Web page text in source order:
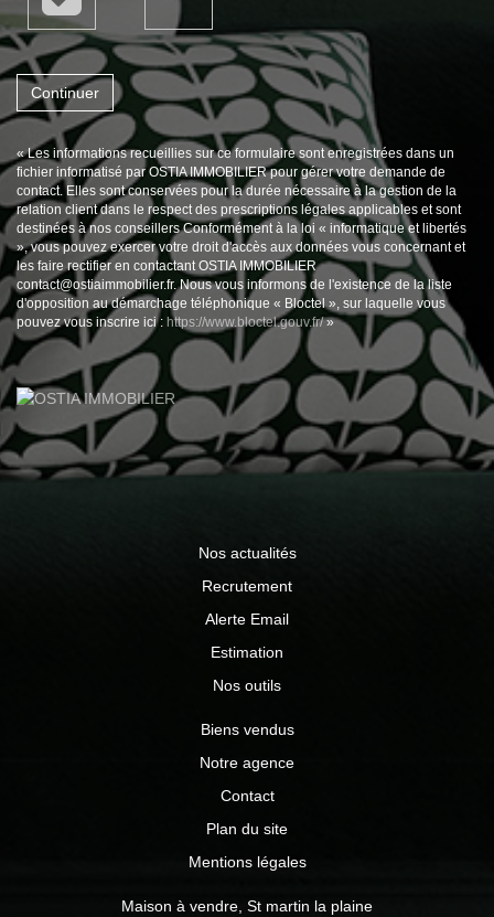
Continuer
« Les informations recueillies sur ce formulaire sont enregistrées dans un
fichier informatisé par OSTIA IMMOBILIER pour gérer votre demande de
contact. Elles sont conservées pour la durée nécessaire à la gestion de la
relation client dans le respect des prescriptions légales applicables et sont
destinées à nos conseillers Conformément à la loi « informatique et libertés
», vous pouvez exercer votre droit d'accès aux données vous concernant et
les faire rectifier en contactant OSTIA IMMOBILIER
contact@ostiaimmobilier.fr. Nous vous informons de l'existence de la liste
d'opposition au démarchage téléphonique « Bloctel », sur laquelle vous
pouvez vous inscrire ici : https://www.bloctel.gouv.fr/»
Nos actualités
Recrutement
Alerte Email
Estimation
Nos outils
Biens vendus
Notre agence
Contact
Plan du site
Mentions légales
Maison à vendre, St martin la plaine